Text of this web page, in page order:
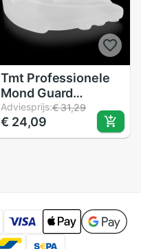
Tmt Professionele
Mond Guard
Volwassen Karate
Muay
Beschermende
Gebitsbeschermer
Adviesprijs:€ 31,29
€ 24,09